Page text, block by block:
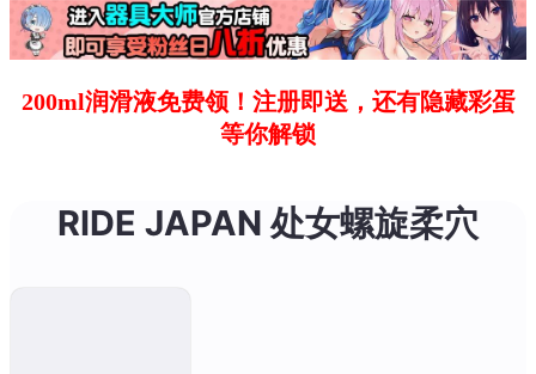
200ml润滑液免费领！注册即送，还有隐藏彩蛋
等你解锁
RIDE JAPAN 处女螺旋柔穴